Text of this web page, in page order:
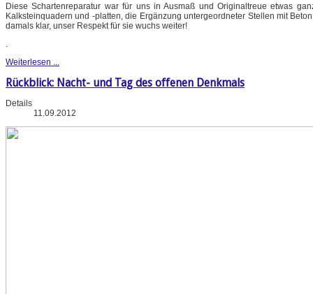
Diese Schartenreparatur war für uns in Ausmaß und Originaltreue etwas
Kalksteinquadern und -platten, die Ergänzung untergeordneter Stellen mit
damals klar, unser Respekt für sie wuchs weiter!
.
Weiterlesen ...
Rückblick: Nacht- und Tag des offenen Denkmals
Details
11.09.2012